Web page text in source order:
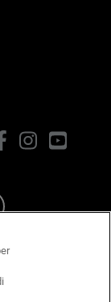
FacebookInstagram